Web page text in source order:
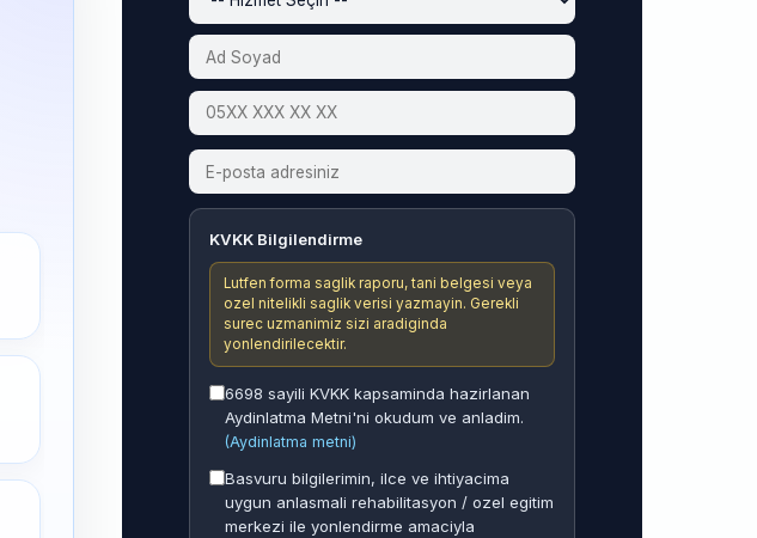
KVKK Bilgilendirme
Lutfen forma saglik raporu, tani belgesi veya
ozel nitelikli saglik verisi yazmayin. Gerekli
surec uzmanimiz sizi aradiginda
yonlendirilecektir.
6698 sayili KVKK kapsaminda hazirlanan
Aydinlatma Metni'ni okudum ve anladim.
(Aydinlatma metni)
Basvuru bilgilerimin, ilce ve ihtiyacima
uygun anlasmali rehabilitasyon / ozel egitim
merkezi ile yonlendirme amaciyla